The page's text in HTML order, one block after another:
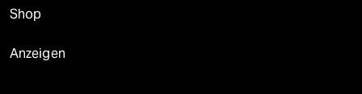
Shop
Anzeigen